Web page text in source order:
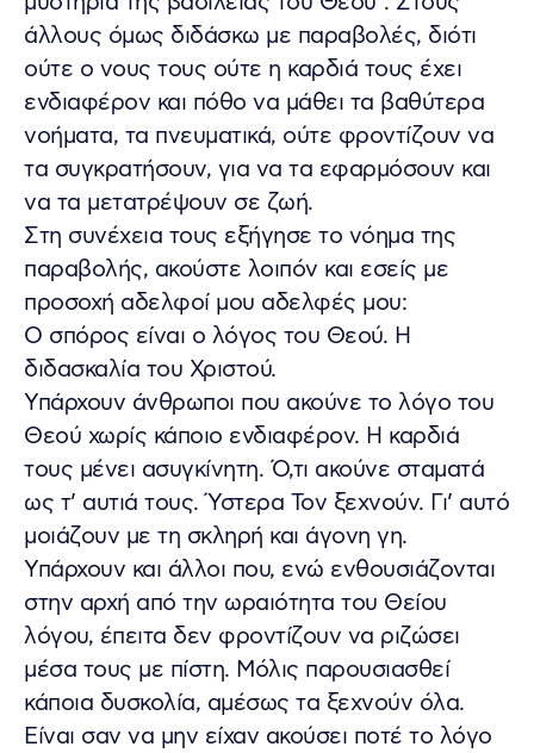
άλλους όμως διδάσκω με παραβολές, διότι
ούτε ο νους τους ούτε η καρδιά τους έχει
ενδιαφέρον και πόθο να μάθει τα βαθύτερα
νοήματα, τα πνευματικά, ούτε φροντίζουν να
τα συγκρατήσουν, για να τα εφαρμόσουν και
να τα μετατρέψουν σε ζωή.
Στη συνέχεια τους εξήγησε το νόημα της
παραβολής, ακούστε λοιπόν και εσείς με
προσοχή αδελφοί μου αδελφές μου:
Ο σπόρος είναι ο λόγος του Θεού. Η
διδασκαλία του Χριστού.
Υπάρχουν άνθρωποι που ακούνε το λόγο του
Θεού χωρίς κάποιο ενδιαφέρον. Η καρδιά
τους μένει ασυγκίνητη. Ό,τι ακούνε σταματά
ως τ’ αυτιά τους. Ύστερα Τον ξεχνούν. Γι’ αυτό
μοιάζουν με τη σκληρή και άγονη γη.
Υπάρχουν και άλλοι που, ενώ ενθουσιάζονται
στην αρχή από την ωραιότητα του Θείου
λόγου, έπειτα δεν φροντίζουν να ριζώσει
μέσα τους με πίστη. Μόλις παρουσιασθεί
κάποια δυσκολία, αμέσως τα ξεχνούν όλα.
Είναι σαν να μην είχαν ακούσει ποτέ το λόγο